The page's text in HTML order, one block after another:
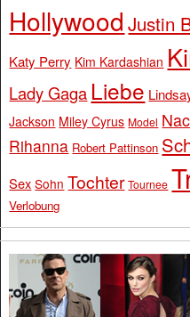
Hollywood Justin
Katy Perry Kim Kardashian
Lady Gaga Liebe
Jackson Miley Cyrus Model
Rihanna Robert Pattinson
Sex Sohn Tochter Tournee
Verlobung